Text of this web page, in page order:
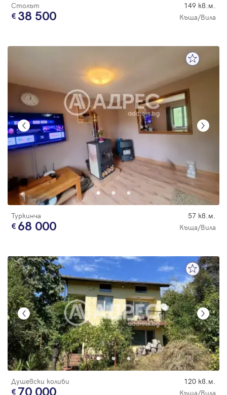
Столът 149 кв.м.
38 500 Къща/Вила
Туркинча 57 кв.м.
68 000 Къща/Вила
Душевски колиби 120 кв.м.
Къща/Вила